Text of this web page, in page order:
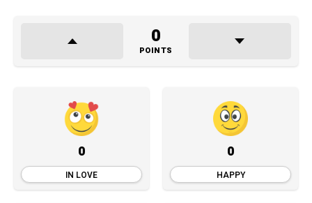
0
POINTS
0
IN LOVE
0
HAPPY